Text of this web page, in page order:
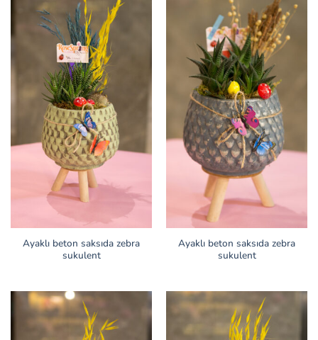
Ayaklı beton saksıda zebra
sukulent
Ayaklı beton saksıda zebra
sukulent